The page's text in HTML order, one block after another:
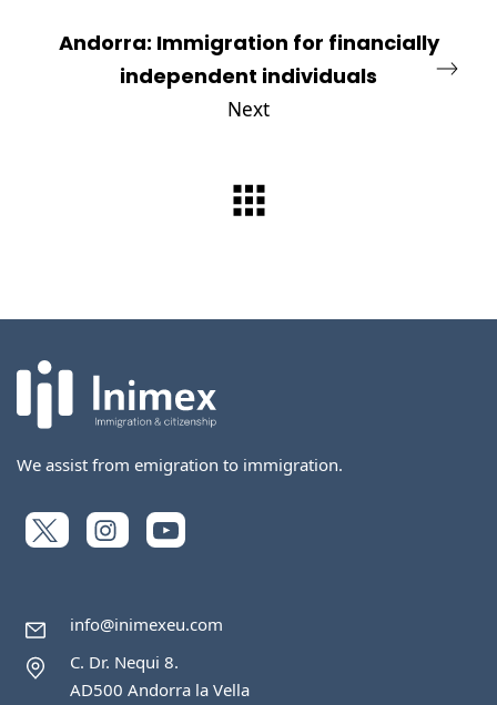
Andorra: Immigration for financially
independent individuals
Next
We assist from emigration to immigration.
info@inimexeu.com
C. Dr. Nequi 8.
AD500 Andorra la Vella